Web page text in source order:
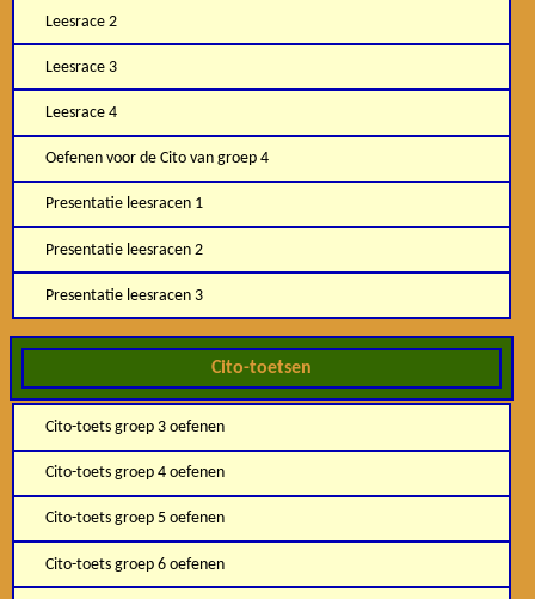
Leesrace 2
Leesrace 3
Leesrace 4
Oefenen voor de Cito van groep 4
Presentatie leesracen 1
Presentatie leesracen 2
Presentatie leesracen 3
Cito-toetsen
Cito-toets groep 3 oefenen
Cito-toets groep 4 oefenen
Cito-toets groep 5 oefenen
Cito-toets groep 6 oefenen